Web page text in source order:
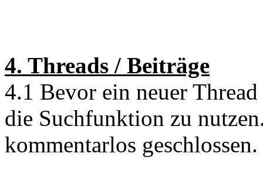
4. Threads / Beiträge
4.1 Bevor ein neuer
die Suchfunktion zu
kommentarlos geschlossen.